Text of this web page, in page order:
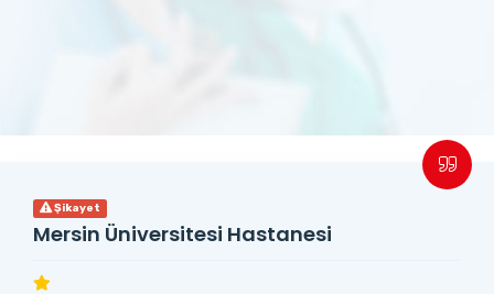
Şikayet
Mersin Üniversitesi Hastanesi